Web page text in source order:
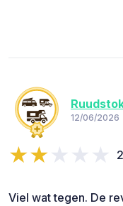
12/06/2026
Viel wat tegen. De